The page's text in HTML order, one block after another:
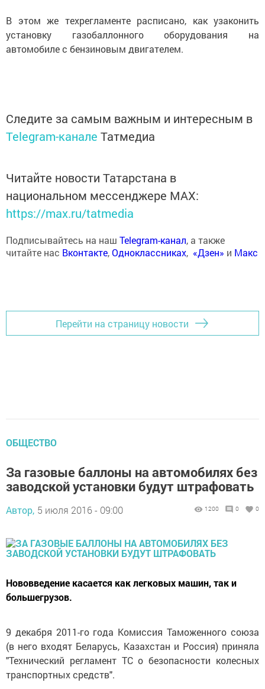
В этом же техрегламенте расписано, как узаконить
установку газобаллонного оборудования на
автомобиле с бензиновым двигателем.
Следите за самым важным и интересным в
Telegram-канале Татмедиа
Читайте новости Татарстана в
национальном мессенджере MАХ:
https://max.ru/tatmedia
Подписывайтесь на наш Telegram-канал, а также
читайте нас Вконтакте,Одноклассниках, «Дзен» и Макс
Перейти на страницу новости
ОБЩЕСТВО
За газовые баллоны на автомобилях без
заводской установки будут штрафовать
Автор, 5 июля 2016 - 09:00 1200 0 0
Нововведение касается как легковых машин, так и
большегрузов.
9 декабря 2011-го года Комиссия Таможенного союза
(в него входят Беларусь, Казахстан и Россия) приняла
"Технический регламент ТС о безопасности колесных
транспортных средств".